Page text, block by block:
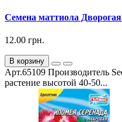
Семена маттиола Дворогая
12.00 грн.
В корзину
Арт.65109 Производитель
растение высотой 40-50...